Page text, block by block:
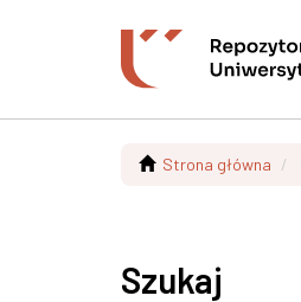
Strona główna
Szukaj